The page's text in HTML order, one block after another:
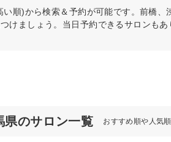
順)から検索＆予約が可能です。前橋
けましょう。当日予約できるサロンもあ
県のサロン一覧 おすすめ順や人気